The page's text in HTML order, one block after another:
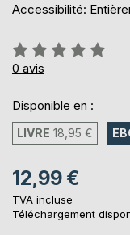
Accessibilité:
Évaluation:
0%
0 avis
Disponible en :
LIVRE 18,95 €
12,99 €
TVA incluse
Téléchargement